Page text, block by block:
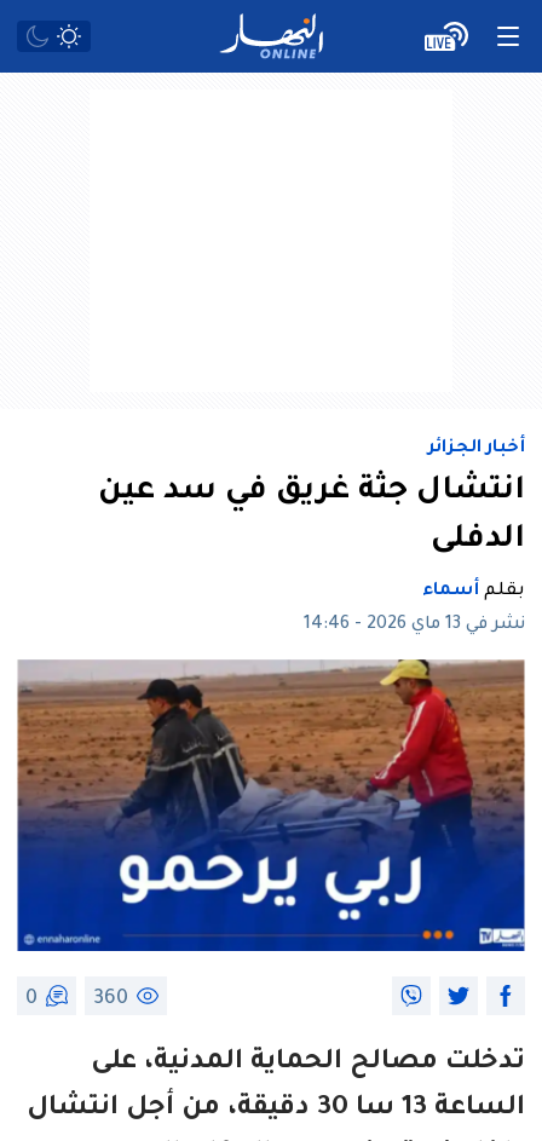
أخبار الجزائر
انتشال جثة غريق في سد عين
الدفلى
بقلم أسماء
نشر في 13 ماي 2026 - 14:46
360
0
تدخلت مصالح الحماية المدنية، على
الساعة 13 سا 30 دقيقة، من أجل انتشال